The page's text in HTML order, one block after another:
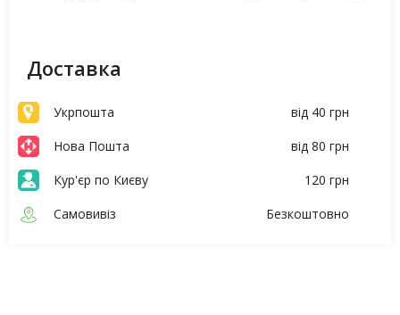
Доставка
Укрпошта
від 40 грн
Нова Пошта
від 80 грн
Кур'єр по Києву
120 грн
Самовивіз
Безкоштовно